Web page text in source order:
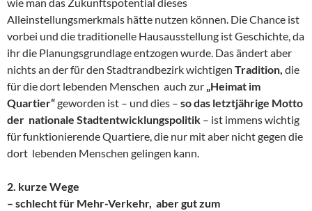
Alleinstellungsmerkmals hätte nutzen können. Die Chance ist
vorbei und die traditionelle Hausausstellung ist Geschichte, da
ihr die Planungsgrundlage entzogen wurde. Das ändert aber
nichts an der für den Stadtrandbezirk wichtigen Tradition, die
für die dort lebenden Menschen auch zur „Heimat im
Quartier“geworden ist – und dies – so das letztjährige Motto
der nationale Stadtentwicklungspolitik – ist immens wichtig
für funktionierende Quartiere, die nur mit aber nicht gegen die
dort lebenden Menschen gelingen kann.
2. kurze Wege
– schlecht für Mehr-Verkehr, aber gut zum